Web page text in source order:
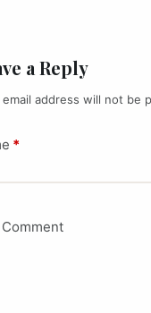
a Reply
email address will not be
*